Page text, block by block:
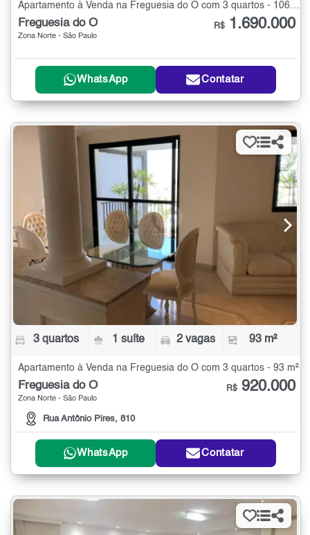
Apartamento à Venda na Freguesia do Ó com 3 quartos - 106 m²
Freguesia do Ó
Zona Norte - São Paulo
R$ 1.690.000
WhatsApp Contatar
3 quartos 1 suíte 2 vagas 93 m²
Apartamento à Venda na Freguesia do Ó com 3 quartos - 93 m²
Freguesia do Ó
Zona Norte - São Paulo
Rua Antônio Pires, 810
R$ 920.000
WhatsApp Contatar